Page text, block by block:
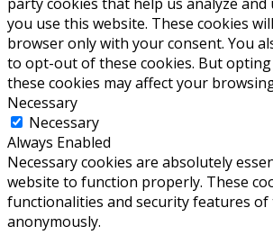
you use this website. These cookies
browser only with your consent. You
to opt-out of these cookies. But
these cookies may affect your
Necessary
Necessary
Always Enabled
Necessary cookies are absolutely
website to function properly. These
functionalities and security features of
anonymously.